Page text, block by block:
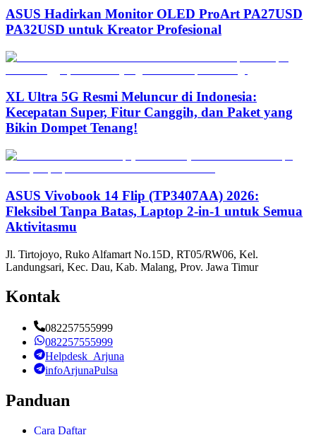
ASUS Hadirkan Monitor OLED ProArt PA27USD
PA32USD untuk Kreator Profesional
XL Ultra 5G Resmi Meluncur di Indonesia:
Kecepatan Super, Fitur Canggih, dan Paket yang
Bikin Dompet Tenang!
ASUS Vivobook 14 Flip (TP3407AA) 2026:
Fleksibel Tanpa Batas, Laptop 2-in-1 untuk Semua
Aktivitasmu
Jl. Tirtojoyo, Ruko Alfamart No.15D, RT05/RW06, Kel.
Landungsari, Kec. Dau, Kab. Malang, Prov. Jawa Timur
Kontak
082257555999
082257555999
Helpdesk_Arjuna
infoArjunaPulsa
Panduan
Cara Daftar